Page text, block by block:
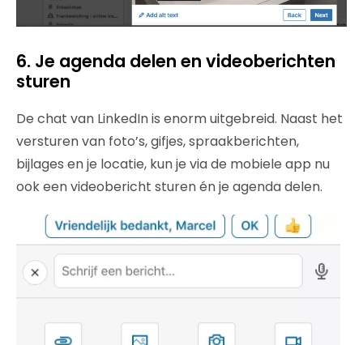
6. Je agenda delen en videoberichten
sturen
De chat van LinkedIn is enorm uitgebreid. Naast het
versturen van foto’s, gifjes, spraakberichten,
bijlages en je locatie, kun je via de mobiele app nu
ook een videobericht sturen én je agenda delen.